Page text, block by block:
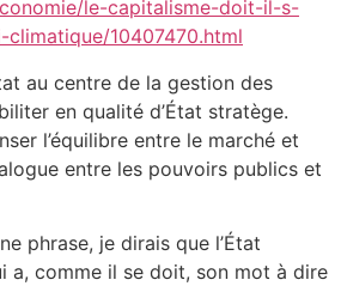
le-capitalisme-doit-il-s-
10407470.html
au centre de la gestion des
en qualité d’État stratège.
l’équilibre entre le marché et
entre les pouvoirs publics et
phrase, je dirais que l’État
a, comme il se doit, son mot à dire